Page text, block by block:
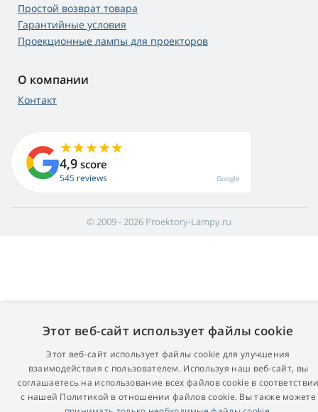
Простой возврат товара
Гарантийные условия
Проекционные лампы для проекторов
О компании
Контакт
4,9 score
545 reviews Google
© 2009 - 2026 Proektory-Lampy.ru
Этот веб-сайт использует файлы cookie
Этот веб-сайт использует файлы cookie для улучшения
взаимодействия с пользователем. Используя наш веб-сайт, вы
соглашаетесь на использование всех файлов cookie в
с нашей Политикой в ​​отношении файлов cookie. Вы также можете